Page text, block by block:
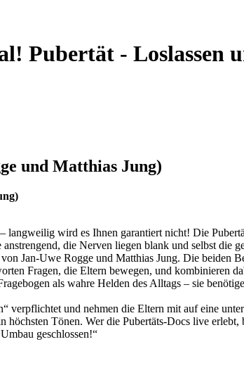
Pubertät - Loslassen
und Matthias Jung)
wird es Ihnen garantiert nicht! Die
die Nerven liegen blank und selbst die
Jan-Uwe Rogge und Matthias Jung. Die beiden
Fragen, die Eltern bewegen, und kombinieren
als wahre Helden des Alltags – sie
verpflichtet und nehmen die Eltern mit auf eine
Tönen. Wer die Pubertäts-Docs live
geschlossen!“